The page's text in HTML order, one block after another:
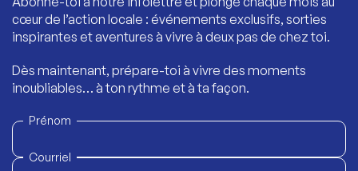
cœur de l’action locale : événements exclusifs, sorties
inspirantes et aventures à vivre à deux pas de chez toi.
Dès maintenant, prépare-toi à vivre des moments
inoubliables… à ton rythme et à ta façon.
Prénom
Courriel